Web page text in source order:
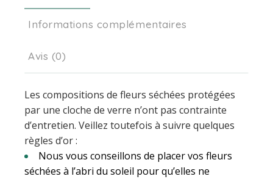
Informations complémentaires
Avis (0)
Les compositions de fleurs séchées protégées
par une cloche de verre n’ont pas contrainte
d’entretien. Veillez toutefois à suivre quelques
règles d’or :
Nous vous conseillons de placer vos fleurs
séchées à l’abri du soleil pour qu’elles ne